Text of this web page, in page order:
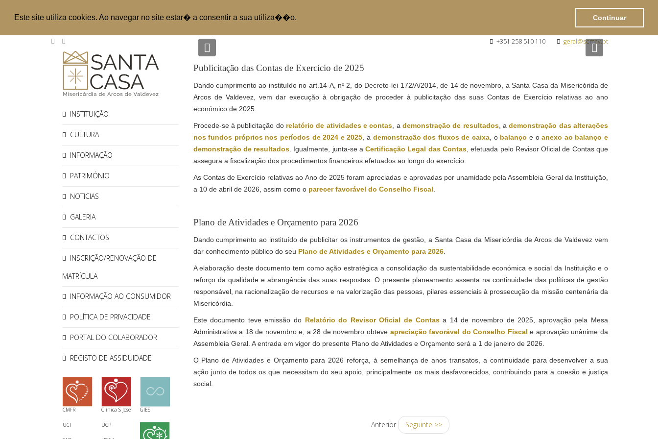
Este site utiliza cookies. Ao navegar no site estar� a consentir a sua utiliza��o. Continuar
+351 258 510 110 geral@scmav.pt
INSTITUIÇÃO
CULTURA
INFORMAÇÃO
PATRIMÓNIO
NOTICIAS
GALERIA
CONTACTOS
INSCRIÇÃO/RENOVAÇÃO DE
MATRÍCULA
INFORMAÇÃO AO CONSUMIDOR
POLÍTICA DE PRIVACIDADE
PORTAL DO COLABORADOR
REGISTO DE ASSIDUIDADE
GIES
Clínica S Jose
CMFR
UCP
UCI
Next
Publicitação das Contas de Exercício de 2025
Dando cumprimento ao instituído no art.14-A, nº 2, do Decreto-lei 172/A/2014, de 14 de novembro, a Santa Casa da Misericórida de
Arcos de Valdevez, vem dar execução à obrigação de proceder à publicitação das suas Contas de Exercício relativas ao ano
económico de 2025.
Procede-se à publicitação do relatório de atividades e contas , a demonstração de resultados, ademonstração das alterações
nos fundos próprios nos períodos de 2024 e 2025 , a demonstração dos fluxos de caixa , o balanço e oanexo ao balanço e
demonstração de resultados . Igualmente, junta-se aCertificação Legal das Contas , efetuada pelo Revisor Oficial de Contas que
assegura a fiscalização dos procedimentos financeiros efetuados ao longo do exercício.
As Contas de Exercício relativas ao Ano de 2025 foram apreciadas e aprovadas por unamidade pela Assembleia Geral da Instituição,
a 10 de abril de 2026, assim como o parecer favorável do Conselho Fiscal
Plano de Atividades e Orçamento para 2026
Dando cumprimento ao instituído de publicitar os instrumentos de gestão, a Santa Casa da Misericórdia de Arcos de Valdevez vem
dar conhecimento público do seu Plano de Atividades e Orçamento para 2026.
A elaboração deste documento tem como ação estratégica a consolidação da sustentabilidade económica e social da Instituição e o
reforço da qualidade e abrangência das suas respostas. O presente planeamento assenta na continuidade das políticas de gestão
responsável, na racionalização de recursos e na valorização das pessoas, pilares essenciais à prossecução da missão centenária da
Misericórdia.
Este documento teve emissão do Relatório do Revisor Oficial de Contasa 14 de novembro de 2025, aprovação pela Mesa
Administrativa a 18 de novembro e, a 28 de novembro obteve apreciação favorável do Conselho Fiscal e aprovação unânime da
Assembleia Geral. A entrada em vigor do presente Plano de Atividades e Orçamento será a 1 de janeiro de 2026.
O Plano de Atividades e Orçamento para 2026 reforça, à semelhança de anos transatos, a continuidade para desenvolver a sua
ação junto de todos os que necessitam do seu apoio, principalmente os mais desfavorecidos, contribuindo para a coesão e justiça
social.
Anterior Seguinte >>